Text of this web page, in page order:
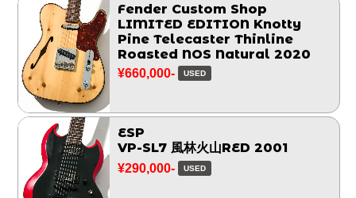
Fender Custom Shop
LIMITED EDITION Knotty
Pine Telecaster Thinline
Roasted NOS Natural 2020
¥660,000- USED
ESP
VP-SL7 風林火山RED 2001
¥290,000- USED